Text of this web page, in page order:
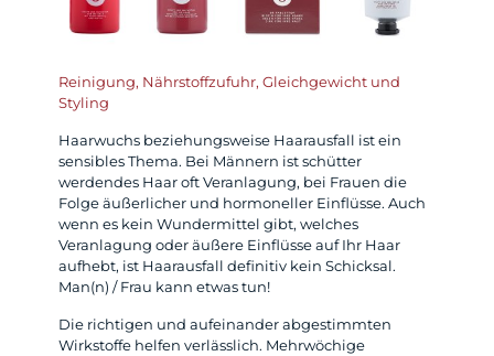
Reinigung, Nährstoffzufuhr, Gleichgewicht und
Styling
Haarwuchs beziehungsweise Haarausfall ist ein
sensibles Thema. Bei Männern ist schütter
werdendes Haar oft Veranlagung, bei Frauen die
Folge äußerlicher und hormoneller Einflüsse. Auch
wenn es kein Wundermittel gibt, welches
Veranlagung oder äußere Einflüsse auf Ihr Haar
aufhebt, ist Haarausfall definitiv kein Schicksal.
Man(n) / Frau kann etwas tun!
Die richtigen und aufeinander abgestimmten
Wirkstoffe helfen verlässlich. Mehrwöchige